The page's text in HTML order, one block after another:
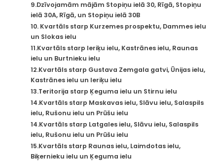
9.Dzīvojamām mājām Stopiņu ielā 30, Rīgā, Stopiņu
ielā 30A, Rīgā, un Stopiņu ielā 30B
10. Kvartāls starp Kurzemes prospektu, Dammes ielu
un Slokas ielu
11.Kvartāls starp Ieriķu ielu, Kastrānes ielu, Raunas
ielu un Burtnieku ielu
12.Kvartāls starp Gustava Zemgala gatvi, Ūnijas ielu,
Kastrānes ielu un Ieriķu ielu
13.Teritorija starp Ķeguma ielu un Stirnu ielu
14.Kvartāls starp Maskavas ielu, Slāvu ielu, Salaspils
ielu, Rušonu ielu un Prūšu ielu
14.Kvartāls starp Latgales ielu, Slāvu ielu, Salaspils
ielu, Rušonu ielu un Prūšu ielu
15.Kvartāls starp Raunas ielu, Laimdotas ielu,
Biķernieku ielu un Ķeguma ielu